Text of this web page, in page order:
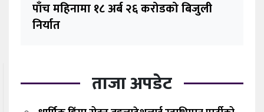
पाँच महिनामा १८ अर्ब २६ करोडको बिजुली
निर्यात
ताजा अपडेट